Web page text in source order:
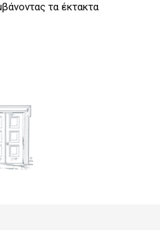
τα έκτακτα